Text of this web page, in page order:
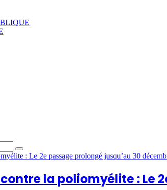
la poliomyélite : Le